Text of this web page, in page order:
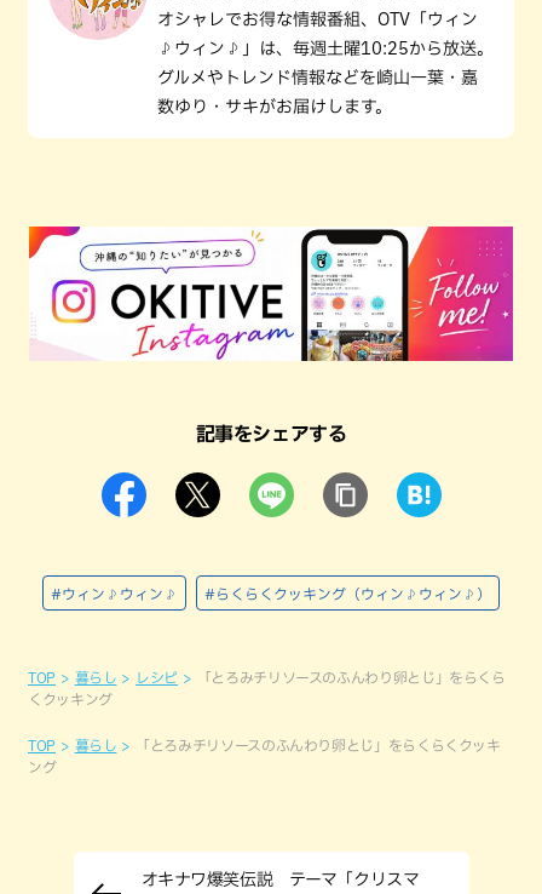
オシャレでお得な情報番組、OTV「ウィン
♪ウィン♪」は、毎週土曜10:25から放送。
グルメやトレンド情報などを崎山一葉・嘉
数ゆり・サキがお届けします。
記事をシェアする
#ウィン♪ウィン♪ #らくらくクッキング（ウィン♪ウィン♪）
TOP 暮らし レシピ
「とろみチリソースのふんわり卵とじ」をらくら
くクッキング
TOP 暮らし
「とろみチリソースのふんわり卵とじ」をらくらくクッキ
ング
オキナワ爆笑伝説 テーマ「クリスマ